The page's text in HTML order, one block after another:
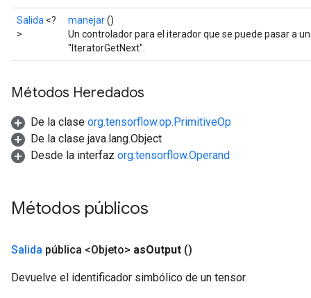
Salida <?
>
manejar()
Un controlador para el iterador que se puede pasar a
"IteratorGetNext".
Métodos Heredados
De la clase org.tensorflow.op.PrimitiveOp
De la clase java.lang.Object
Desde la interfaz org.tensorflow.Operand
Métodos públicos
Salida pública <Objeto> asOutput ()
Devuelve el identificador simbólico de un tensor.